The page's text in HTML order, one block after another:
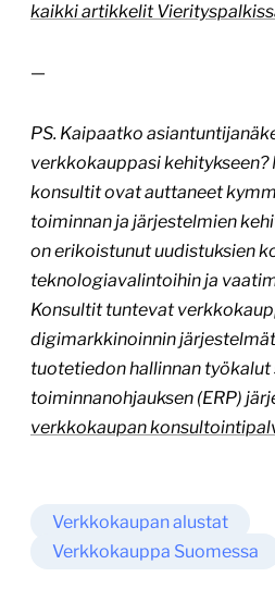
kaikki artikkelit
—
PS. Kaipaatko
verkkokauppasi
konsultit ovat auttaneet
toiminnan ja järjestelmien
on erikoistunut uudistuksien
teknologiavalintoihin ja
Konsultit tuntevat
digimarkkinoinnin
tuotetiedon hallinnan työkalut
toiminnanohjauksen (ERP)
verkkokaupan
Verkkokaupan alustat
Verkkokauppa Suomessa